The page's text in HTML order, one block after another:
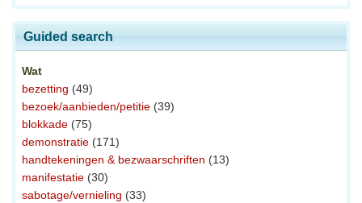
Guided search
Wat
bezetting (49)
bezoek/aanbieden/petitie (39)
blokkade (75)
demonstratie (171)
handtekeningen & bezwaarschriften (13)
manifestatie (30)
sabotage/vernieling (33)